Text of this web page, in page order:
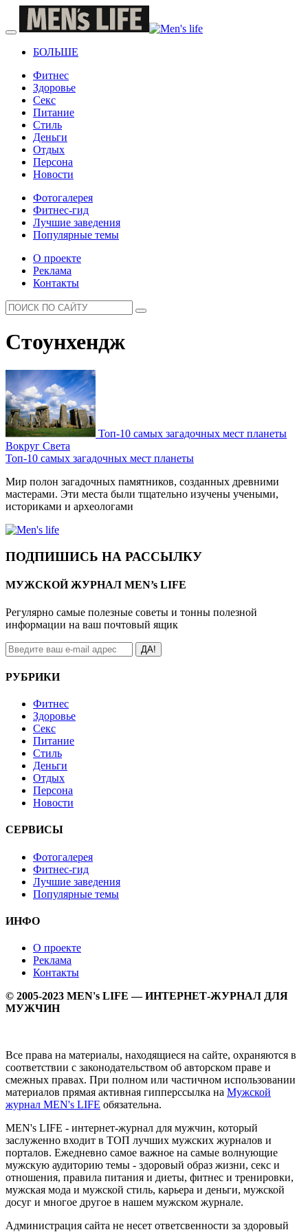
БОЛЬШЕ
Фитнес
Здоровье
Секс
Питание
Стиль
Деньги
Отдых
Персона
Новости
Фотогалерея
Фитнес-гид
Лучшие заведения
Популярные темы
О проекте
Реклама
Контакты
Стоунхендж
Топ-10 самых загадочных мест планеты
Вокруг Света
Топ-10 самых загадочных мест планеты
Мир полон загадочных памятников, созданных древними
мастерами. Эти места были тщательно изучены учеными,
историками и археологами
ПОДПИШИСЬ НА РАССЫЛКУ
МУЖСКОЙ ЖУРНАЛ MEN’s LIFE
Регулярно самые полезные советы и тонны полезной
информации на ваш почтовый ящик
ДА!
РУБРИКИ
Фитнес
Здоровье
Секс
Питание
Стиль
Деньги
Отдых
Персона
Новости
СЕРВИСЫ
Фотогалерея
Фитнес-гид
Лучшие заведения
Популярные темы
ИНФО
О проекте
Реклама
Контакты
© 2005-2023 MEN's LIFE — ИНТЕРНЕТ-ЖУРНАЛ ДЛЯ
МУЖЧИН
Все права на материалы, находящиеся на сайте, охраняются в
соответствии с законодательством об авторском праве и
смежных правах. При полном или частичном использовании
материалов прямая активная гипперссылка на Мужской
журнал MEN's LIFE обязательна.
MEN's LIFE - интернет-журнал для мужчин, который
заслуженно входит в ТОП лучших мужских журналов и
порталов. Ежедневно самое важное на самые волнующие
мужскую аудиторию темы - здоровый образ жизни, секс и
отношения, правила питания и диеты, фитнес и тренировки,
мужская мода и мужской стиль, карьера и деньги, мужской
досуг и многое другое в нашем мужском журнале.
Администрация сайта не несет ответсвенности за здоровый